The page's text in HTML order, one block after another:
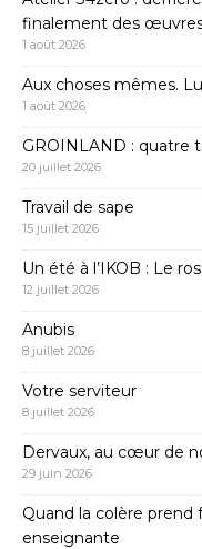
finalement des
1 août 2026
Aux choses mêmes.
1 août 2026
GROINLAND : quatre
20 juillet 2026
Travail de sape
15 juillet 2026
Un été à l’IKOB : Le
12 juillet 2026
Anubis
8 juillet 2026
Votre serviteur
8 juillet 2026
Dervaux, au cœur de
29 juin 2026
Quand la colère
enseignante